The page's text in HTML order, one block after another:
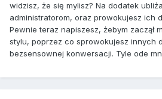
widzisz, że się mylisz? Na dodatek
administratorom, oraz prowokujesz ich
Pewnie teraz napiszesz, żebym zaczął
stylu, poprzez co sprowokujesz innych
bezsensownej konwersacji. Tyle ode